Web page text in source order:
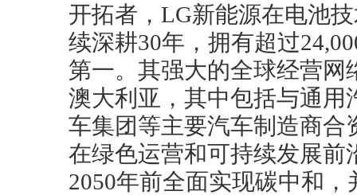
开拓者，LG新能源在电池
续深耕30年，拥有超过
第一。其强大的全球经营
澳大利亚，其中包括与通用
车集团等主要汽车制造商
在绿色运营和可持续发展
2050年前全面实现碳中和